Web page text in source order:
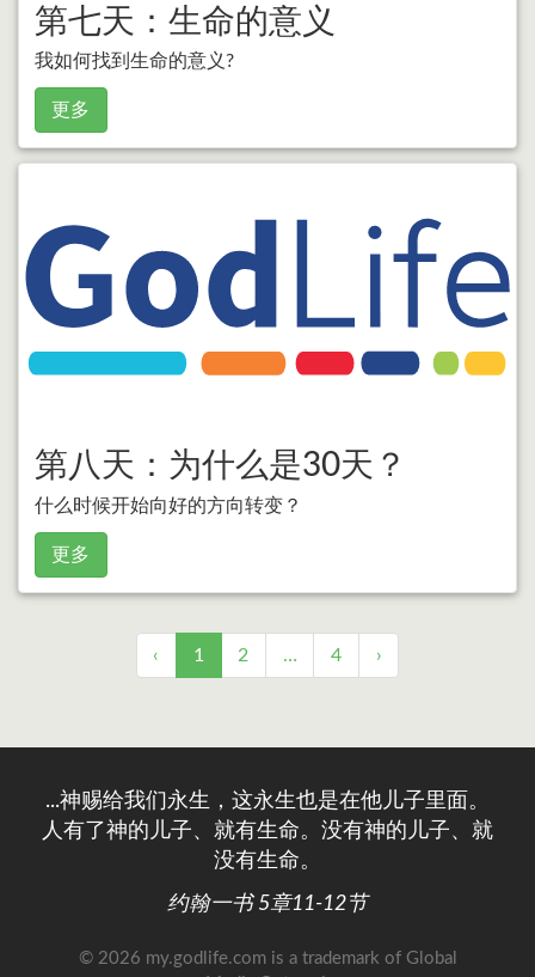
第七天：生命的意义
我如何找到生命的意义?
更多
第八天：为什么是30天？
什么时候开始向好的方向转变？
更多
‹ 1 2 … 4 ›
...神赐给我们永生，这永生也是在他儿子里面。
人有了神的儿子、就有生命。没有神的儿子、就
没有生命。
约翰一书 5章11-12节
© 2026 my.godlife.comis a trademark of Global